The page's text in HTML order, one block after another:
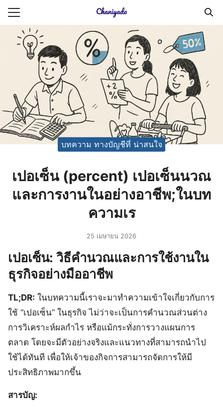
Skip
content
ยความเป็นส่วนตัว
ญชี (Accounting service)
ญชี (Accounting
Search
for:
บทความ ทางบัญชีที่ น่าสนใจ
เปอเซ็น (percent) เปอเซ็นนวณ
และการงานในอย่างอาชีพ;ในบท
ความเร
25 เมษายน 2026
เปอเซ็น: วิธีคำนวณและการใช้งานใน
ธุรกิจอย่างมืออาชีพ
TL;DR: ในบทความนี้เราจะมาทำความเข้าใจเกี่ยวกับการ
ใช้ “เปอเซ็น” ในธุรกิจ ไม่ว่าจะเป็นการคำนวณส่วนต่าง
การวิเคราะห์ผลกำไร หรือแม้กระทั่งการวางแผนการ
ตลาด โดยจะมีตัวอย่างจริงและแนวทางที่สามารถนำไป
ใช้ได้ทันที เพื่อให้เจ้าของกิจการสามารถจัดการให้มี
ประสิทธิภาพมากขึ้น
สารบัญ: